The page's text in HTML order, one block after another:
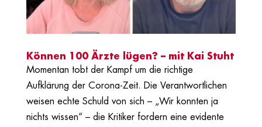
Können 100 Ärzte lügen? – mit Kai Stuht
Momentan tobt der Kampf um die richtige
Aufklärung der Corona-Zeit. Die Verantwortlichen
weisen echte Schuld von sich – „Wir konnten ja
nichts wissen“ – die Kritiker fordern eine evidente